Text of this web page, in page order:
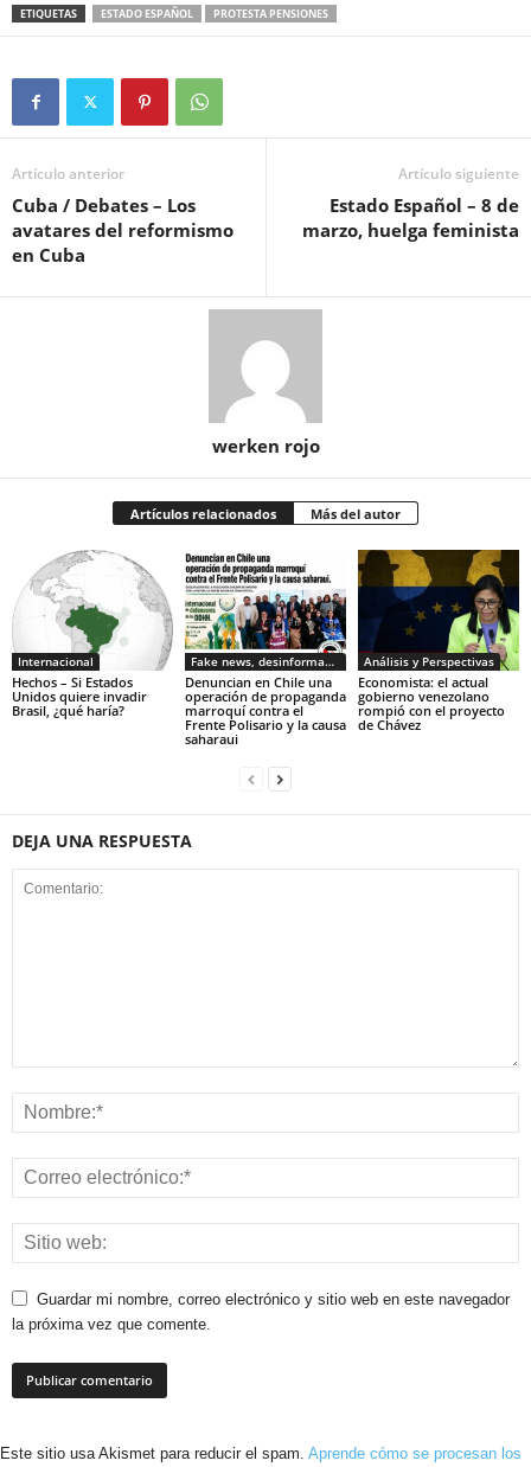
ETIQUETAS ESTADO ESPAÑOL PROTESTA PENSIONES
Artículo anterior
Cuba / Debates – Los
avatares del reformismo
en Cuba
Artículo siguiente
Estado Español – 8 de
marzo, huelga feminista
werken rojo
Artículos relacionados Más del autor
Internacional
Hechos – Si Estados
Unidos quiere invadir
Brasil, ¿qué haría?
Fake news, desinformacion
Denuncian en Chile una
operación de propaganda
marroquí contra el
Frente Polisario y la causa
saharaui
Análisis y Perspectivas
Economista: el actual
gobierno venezolano
rompió con el proyecto
de Chávez
DEJA UNA RESPUESTA
Guardar mi nombre, correo electrónico y sitio web en este navegador
la próxima vez que comente.
Este sitio usa Akismet para reducir el spam. Aprende cómo se procesan los